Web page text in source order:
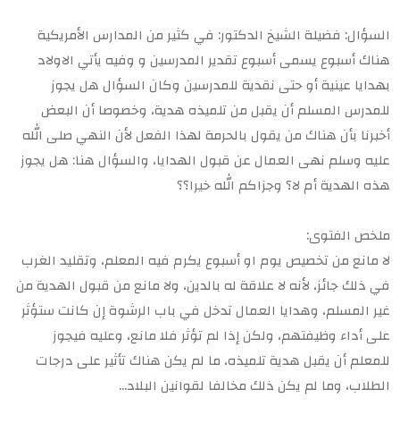
السؤال: فضيلة الشيخ الدكتور: في كثير من المدارس الأمريكية
هناك أسبوع يسمى أسبوع تقدير المدرسين و وفيه يأتي الاولاد
بهدايا عينية أو حتى نقدية للمدرسين وكان السؤال هل يجوز
للمدرس المسلم أن يقبل من تلميذه هدية، وخصوصا أن البعض
أخبرنا بأن هناك من يقول بالحرمة لهذا الفعل لأن النهي صلى الله
عليه وسلم نهى العمال عن قبول الهدايا، والسؤال هنا: هل يجوز
هذه الهدية أم لا؟ وجزاكم الله خيرا؟؟
ملخص الفتوى:
لا مانع من تخصيص يوم او أسبوع يكرم فيه المعلم، وتقليد الغرب
في ذلك جائز، لأنه لا علاقة له بالدين، ولا مانع من قبول الهدية من
غير المسلم، وهدايا العمال تدخل في باب الرشوة إن كانت ستؤثر
على أداء وظيفتهم، ولكن إذا لم تؤثر فلا مانع، وعليه فيجوز
للمعلم أن يقبل هدية تلميذه، ما لم يكن هناك تأثير على درجات
الطلاب، وما لم يكن ذلك مخالفا لقوانين البلاد…